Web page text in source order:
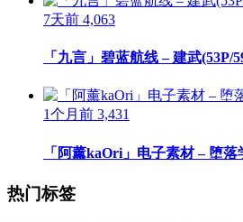
7天前 4,063
「九言」碧蓝航线 – 建武(53P/
1个月前 3,431
「阿薰kaOri」电子素材 – 堕落
热门标签